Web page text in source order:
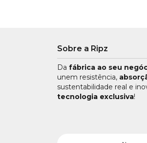
Sobre a Ripz
Da fábrica ao seu
unem resistência,
sustentabilidade real e
tecnologia exclusiva!